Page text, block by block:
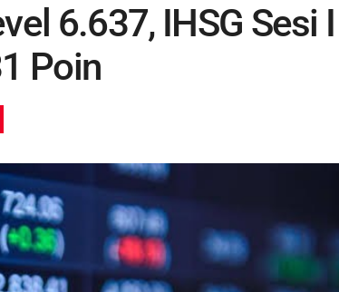
6.637, IHSG Sesi I
Poin